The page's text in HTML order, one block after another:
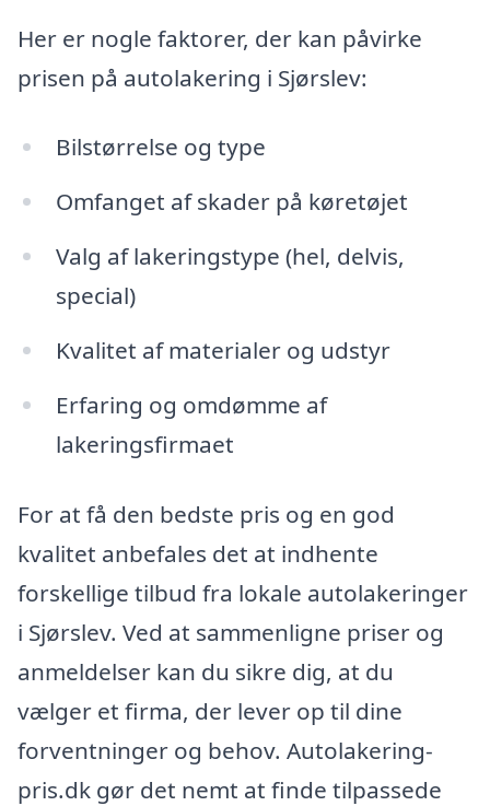
Her er nogle faktorer, der kan påvirke
prisen på autolakering i Sjørslev:
Bilstørrelse og type
Omfanget af skader på køretøjet
Valg af lakeringstype (hel, delvis,
special)
Kvalitet af materialer og udstyr
Erfaring og omdømme af
lakeringsfirmaet
For at få den bedste pris og en god
kvalitet anbefales det at indhente
forskellige tilbud fra lokale autolakeringer
i Sjørslev. Ved at sammenligne priser og
anmeldelser kan du sikre dig, at du
vælger et firma, der lever op til dine
forventninger og behov. Autolakering-
pris.dk gør det nemt at finde tilpassede